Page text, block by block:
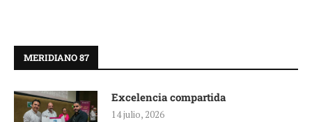
MERIDIANO 87
Excelencia compartida
14 julio, 2026